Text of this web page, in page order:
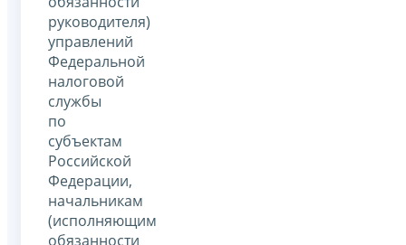
руководителя)
управлений
Федеральной
налоговой
службы
по
субъектам
Российской
Федерации,
начальникам
(исполняющим
обязанности